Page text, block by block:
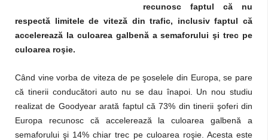
recunosc faptul că nu
respectă limitele de viteză din trafic, inclusiv faptul că
accelerează la culoarea galbenă a semaforului şi trec pe
culoarea roşie.
Când vine vorba de viteza de pe şoselele din Europa, se pare
că tinerii conducători auto nu se dau înapoi. Un nou studiu
realizat de Goodyear arată faptul că 73% din tinerii şoferi din
Europa recunosc că accelerează la culoarea galbenă a
semaforului şi 14% chiar trec pe culoarea roşie. Acesta este